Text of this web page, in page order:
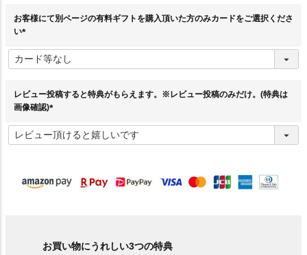
お客様にて別ページの有料ギフトを購入頂いた方のみカードをご選択くださ
い
必
須
レビュー投稿すると特典がもらえます。※レビュー投稿のみだけ。(特典は
画像確認)
必
須
お買い物にうれしい3つの特典